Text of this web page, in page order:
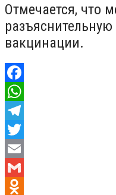
Отмечается, что
вакцинации.
Facebook
WhatsApp
Telegram
Twitter
Email
Gmail